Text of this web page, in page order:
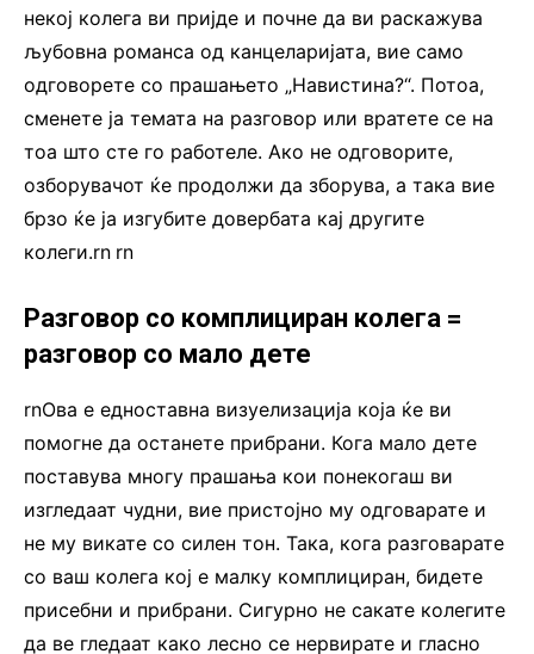
некој колега ви пријде и почне да ви раскажува
љубовна романса од канцеларијата, вие само
одговорете со прашањето „Навистина?“. Потоа,
сменете ја темата на разговор или вратете се на
тоа што сте го работеле. Ако не одговорите,
озборувачот ќе продолжи да зборува, а така вие
брзо ќе ја изгубите довербата кај другите
колеги.rn rn
Разговор со комплициран колега =
разговор со мало дете
rnОва е едноставна визуелизација која ќе ви
помогне да останете прибрани. Кога мало дете
поставува многу прашања кои понекогаш ви
изгледаат чудни, вие пристојно му одговарате и
не му викате со силен тон. Така, кога разговарате
со ваш колега кој е малку комплициран, бидете
присебни и прибрани. Сигурно не сакате колегите
да ве гледаат како лесно се нервирате и гласно